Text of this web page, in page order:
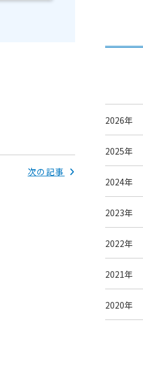
次の記事
2026年
2025年
2024年
2023年
2022年
2021年
2020年